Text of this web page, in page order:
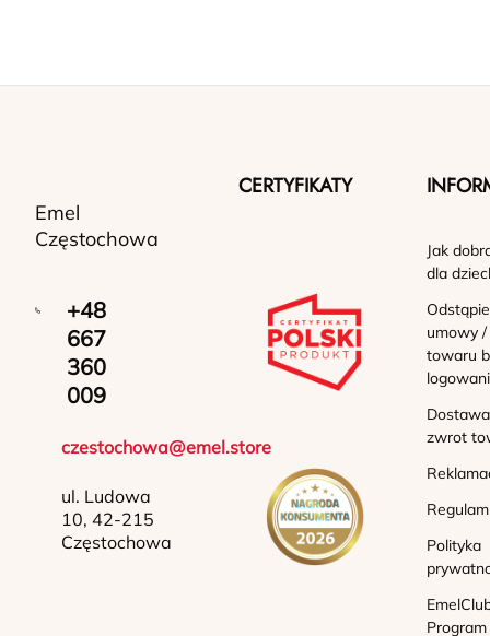
Emel
Częstochowa
+48
667
360
009
czestochowa@emel.store
ul. Ludowa
10, 42-215
Częstochowa
CERTYFIKATY
Jak
dla
umowy
towaru
zwrot
Polityka
Program